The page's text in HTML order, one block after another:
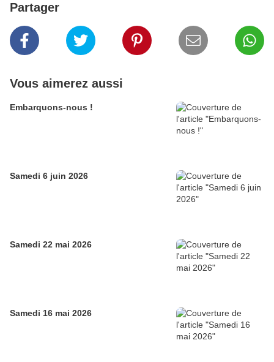
Partager
Vous aimerez aussi
Embarquons-nous !
Samedi 6 juin 2026
Samedi 22 mai 2026
Samedi 16 mai 2026